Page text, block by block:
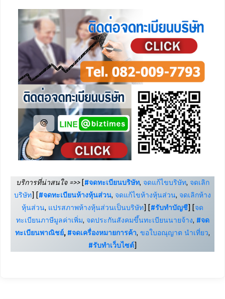
บริการที่น่าสนใจ =>>[#จดทะเบียนบริษัท, จดแก้ไขบริษัท, จดเลิก
บริษัท] [#จดทะเบียนห้างหุ้นส่วน, จดแก้ไขห้างหุ้นส่วน, จดเลิกห้าง
หุ้นส่วน, แปรสภาพห้างหุ้นส่วนเป็นบริษัท] [#รับทำบัญชี] [จด
ทะเบียนภาษีมูลค่าเพิ่ม, จดประกันสังคมขึ้นทะเบียนนายจ้าง, #จด
ทะเบียนพาณิชย์, #จดเครื่องหมายการค้า, ขอใบอณุญาต นำเที่ยว,
#รับทำเว็บไซต์]